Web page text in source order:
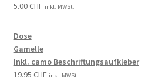
5.00CHF inkl. MWSt.
Dose
Gamelle
Inkl. camo Beschriftungsaufkleber
19.95 CHF inkl. MWSt.